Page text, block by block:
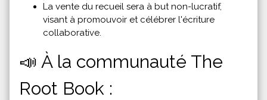
La vente du recueil sera à but non-lucratif,
visant à promouvoir et célébrer l'écriture
collaborative.
📣 À la communauté The
Root Book :